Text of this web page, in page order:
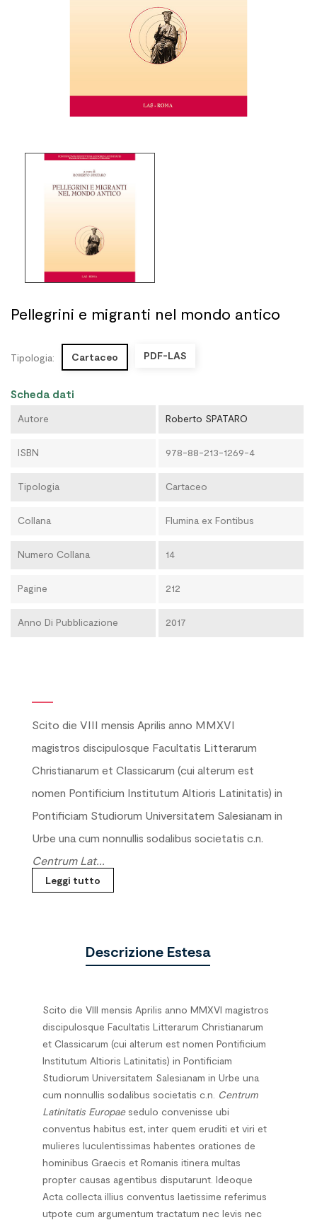
Pellegrini e migranti nel mondo antico
Tipologia: Cartaceo PDF-LAS
Scheda dati
Autore Roberto SPATARO
ISBN 978-88-213-1269-4
Tipologia Cartaceo
Collana Flumina ex Fontibus
Numero Collana 14
Pagine 212
Anno Di Pubblicazione 2017
Scito die VIII mensis Aprilis anno MMXVI
magistros discipulosque Facultatis Litterarum
Christianarum et Classicarum (cui alterum est
nomen Pontificium Institutum Altioris Latinitatis) in
Pontificiam Studiorum Universitatem Salesianam in
Urbe una cum nonnullis sodalibus societatis c.n.
Centrum Lat...
Leggi tutto
Descrizione Estesa
Scito die VIII mensis Aprilis anno MMXVI magistros
discipulosque Facultatis Litterarum Christianarum
et Classicarum (cui alterum est nomen Pontificium
Institutum Altioris Latinitatis) in Pontificiam
Studiorum Universitatem Salesianam in Urbe una
cum nonnullis sodalibus societatis c.n. Centrum
Latinitatis Europaesedulo convenisse ubi
conventus habitus est, inter quem eruditi et viri et
mulieres luculentissimas habentes orationes de
hominibus Graecis et Romanis itinera multas
propter causas agentibus disputarunt. Ideoque
Acta collecta illius conventus laetissime referimus
utpote cum argumentum tractatum nec levis nec